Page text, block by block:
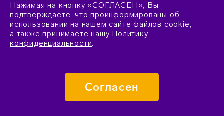
1.4. К участию в образовательной программе
допускаются школьники, являющиеся гражданами
Российской Федерации.
Экспертным советом Образовательного Фонда
«Талант и успех» по направлению «Наука».
Нажимая на кнопку «СОГЛАСЕН», Вы
подтверждаете, что проинформированы об
использовании на нашем сайте файлов cookie,
а также принимаете нашу Политику
конфиденциальности.
Согласен